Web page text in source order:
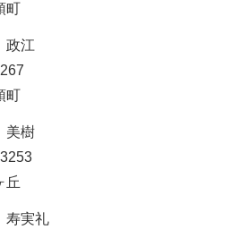
町
江
町
樹
実礼